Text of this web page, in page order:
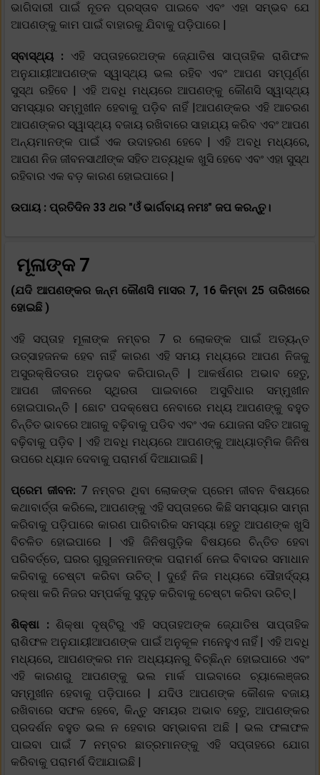
ଭାଗିଦାରୀ ପାଇଁ ନୂତନ ପ୍ରସ୍ତାବ ପାଇବେ ଏବଂ ଏହା ସମ୍ଭବ ଯେ
ଆପଣଙ୍କୁ କାମ ପାଇଁ ବାହାରକୁ ଯିବାକୁ ପଡ଼ିପାରେ |
ସ୍ବାସ୍ଥ୍ୟ : ଏହି ସପ୍ତାହରେଅଙ୍କ ଜ୍ଯୋତିଷ ସାପ୍ତାହିକ ରାଶିଫଳ
ଅନୁଯାୟୀଆପଣଙ୍କ ସ୍ୱାସ୍ଥ୍ୟ ଭଲ ରହିବ ଏବଂ ଆପଣ ସମ୍ପୂର୍ଣ୍ଣ
ସୁସ୍ଥ ରହିବେ | ଏହି ଅବଧି ମଧ୍ୟରେ ଆପଣଙ୍କୁ କୌଣସି ସ୍ୱାସ୍ଥ୍ୟ
ସମସ୍ୟାର ସମ୍ମୁଖୀନ ହେବାକୁ ପଡ଼ିବ ନାହିଁ |ଆପଣଙ୍କର ଏହି ଆଚରଣ
ଆପଣଙ୍କର ସ୍ୱାସ୍ଥ୍ୟ ବଜାୟ ରଖିବାରେ ସାହାଯ୍ୟ କରିବ ଏବଂ ଆପଣ
ଅନ୍ୟମାନଙ୍କ ପାଇଁ ଏକ ଉଦାହରଣ ହେବେ | ଏହି ଅବଧି ମଧ୍ୟରେ,
ଆପଣ ନିଜ ଜୀବନସାଥୀଙ୍କ ସହିତ ଅତ୍ୟଧିକ ଖୁସି ହେବେ ଏବଂ ଏହା ସୁସ୍ଥ
ରହିବାର ଏକ ବଡ଼ କାରଣ ହୋଇପାରେ |
ଉପାୟ : ପ୍ରତିଦିନ 33 ଥର "ଓଁ ଭାର୍ଗବାୟ ନମଃ" ଜପ କରନ୍ତୁ।
ମୂଳାଙ୍କ 7
(ଯଦି ଆପଣଙ୍କର ଜନ୍ମ କୌଣସି ମାସର 7, 16 କିମ୍ବା 25 ତାରିଖରେ
ହୋଇଛି )
ଏହି ସପ୍ତାହ ମୂଳାଙ୍କ ନମ୍ବର 7 ର ଲୋକଙ୍କ ପାଇଁ ଅତ୍ୟନ୍ତ
ଉତ୍ସାହଜନକ ହେବ ନାହିଁ କାରଣ ଏହି ସମୟ ମଧ୍ୟରେ ଆପଣ ନିଜକୁ
ଅସୁରକ୍ଷିତତାର ଅନୁଭବ କରିପାରନ୍ତି | ଆକର୍ଷଣର ଅଭାବ ହେତୁ,
ଆପଣ ଜୀବନରେ ସ୍ଥିରତା ପାଇବାରେ ଅସୁବିଧାର ସମ୍ମୁଖୀନ
ହୋଇପାରନ୍ତି | ଛୋଟ ପଦକ୍ଷେପ ନେବାରେ ମଧ୍ୟ ଆପଣଙ୍କୁ ବହୁତ
ଚିନ୍ତିତ ଭାବରେ ଆଗକୁ ବଢ଼ିବାକୁ ପଡିବ ଏବଂ ଏକ ଯୋଜନା ସହିତ ଆଗକୁ
ବଢ଼ିବାକୁ ପଡ଼ିବ | ଏହି ଅବଧି ମଧ୍ୟରେ ଆପଣଙ୍କୁ ଆଧ୍ୟାତ୍ମିକ ଜିନିଷ
ଉପରେ ଧ୍ୟାନ ଦେବାକୁ ପରାମର୍ଶ ଦିଆଯାଇଛି |
ପ୍ରେମ ଜୀବନ: 7 ନମ୍ବର ଥିବା ଲୋକଙ୍କ ପ୍ରେମ ଜୀବନ ବିଷୟରେ
କଥାବାର୍ତ୍ତା କରିଲେ, ଆପଣଙ୍କୁ ଏହି ସପ୍ତାହରେ କିଛି ସମସ୍ୟାର ସାମ୍ନା
କରିବାକୁ ପଡ଼ିପାରେ କାରଣ ପାରିବାରିକ ସମସ୍ୟା ହେତୁ ଆପଣଙ୍କ ଖୁସି
ବିଚଳିତ ହୋଇପାରେ | ଏହି ଜିନିଷଗୁଡ଼ିକ ବିଷୟରେ ଚିନ୍ତିତ ହେବା
ପରିବର୍ତ୍ତେ, ଘରର ଗୁରୁଜନମାନଙ୍କ ପରାମର୍ଶ ନେଇ ବିବାଦର ସମାଧାନ
କରିବାକୁ ଚେଷ୍ଟା କରିବା ଉଚିତ୍ | ଦୁହେଁ ନିଜ ମଧ୍ୟରେ ସୌହାର୍ଦ୍ଦ୍ୟ
ରକ୍ଷା କରି ନିଜର ସମ୍ପର୍କକୁ ସୁଦୃଢ଼ କରିବାକୁ ଚେଷ୍ଟା କରିବା ଉଚିତ୍ |
ଶିକ୍ଷା : ଶିକ୍ଷା ଦୃଷ୍ଟିରୁ ଏହି ସପ୍ତାହଅଙ୍କ ଜ୍ଯୋତିଷ ସାପ୍ତାହିକ
ରାଶିଫଳ ଅନୁଯାୟୀଆପଣଙ୍କ ପାଇଁ ଅନୁକୂଳ ମନେହୁଏ ନାହିଁ | ଏହି ଅବଧି
ମଧ୍ୟରେ, ଆପଣଙ୍କର ମନ ଅଧ୍ୟୟନରୁ ବିଚ୍ଛିନ୍ନ ହୋଇପାରେ ଏବଂ
ଏହି କାରଣରୁ ଆପଣଙ୍କୁ ଭଲ ମାର୍କ ପାଇବାରେ ଚ୍ୟାଲେଞ୍ଜର
ସମ୍ମୁଖୀନ ହେବାକୁ ପଡ଼ିପାରେ | ଯଦିଓ ଆପଣଙ୍କ କୌଶଳ ବଜାୟ
ରଖିବାରେ ସଫଳ ହେବେ, କିନ୍ତୁ ସମୟର ଅଭାବ ହେତୁ, ଆପଣଙ୍କର
ପ୍ରଦର୍ଶନ ବହୁତ ଭଲ ନ ହେବାର ସମ୍ଭାବନା ଅଛି | ଭଲ ଫଳାଫଳ
ପାଇବା ପାଇଁ 7 ନମ୍ବର ଛାତ୍ରମାନଙ୍କୁ ଏହି ସପ୍ତାହରେ ଯୋଗ
କରିବାକୁ ପରାମର୍ଶ ଦିଆଯାଇଛି |